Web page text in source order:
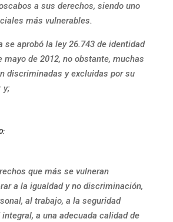
a sus derechos, siendo uno
más vulnerables.
se aprobó la ley 26.743 de identidad
mayo de 2012, no obstante, muchas
discriminadas y excluidas por su
y;
que más se vulneran
a la igualdad y no discriminación,
al trabajo, a la seguridad
a una adecuada calidad de